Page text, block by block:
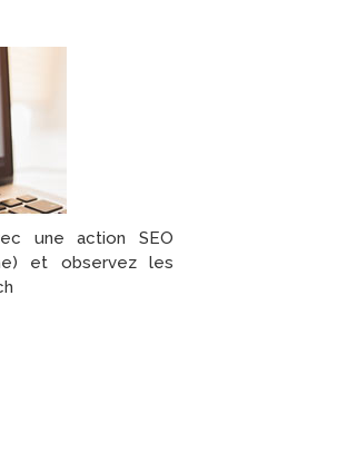
une action SEO
et observez les